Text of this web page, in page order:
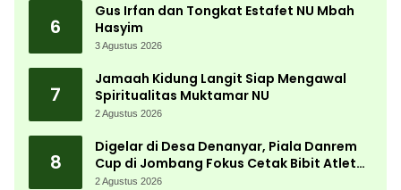
6
Gus Irfan dan Tongkat Estafet NU Mbah
Hasyim
3 Agustus 2026
7
Jamaah Kidung Langit Siap Mengawal
Spiritualitas Muktamar NU
2 Agustus 2026
8
Digelar di Desa Denanyar, Piala Danrem
Cup di Jombang Fokus Cetak Bibit Atlet
Menembak Berprestasi
2 Agustus 2026